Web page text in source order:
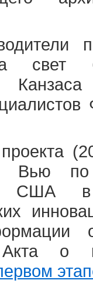
свет
по
США
о